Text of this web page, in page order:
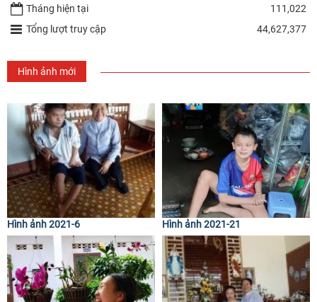
Tháng hiện tại
111,022
Tổng lượt truy cập
44,627,377
Hình ảnh mới
Hình ảnh 2021-6 Hình ảnh 2021-21